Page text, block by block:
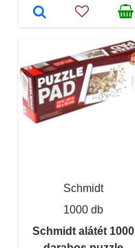
Schmidt
1000 db
Schmidt alátét 1000